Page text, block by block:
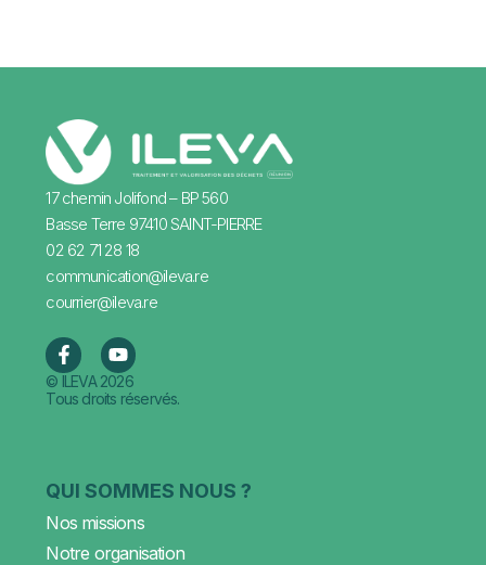
17 chemin Jolifond – BP 560
Basse Terre 97410 SAINT-PIERRE
02 62 71 28 18
communication@ileva.re
courrier@ileva.re
© ILEVA 2026
Tous droits réservés.
QUI SOMMES NOUS ?
Nos missions
Notre organisation